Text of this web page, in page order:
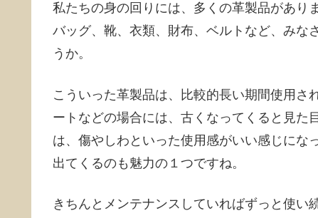
私たちの身の回りには、多くの革製品がありま
バッグ、靴、衣類、財布、ベルトなど、みな
うか。
こういった革製品は、比較的長い期間使用さ
ートなどの場合には、古くなってくると見た
は、傷やしわといった使用感がいい感じにな
出てくるのも魅力の１つですね。
きちんとメンテナンスしていればずっと使い